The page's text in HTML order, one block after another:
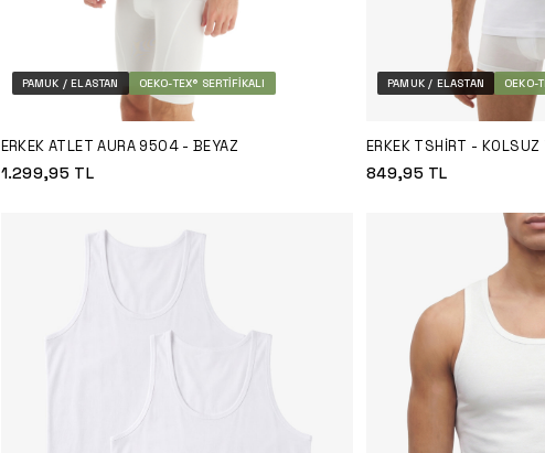
PAMUK / ELASTAN OEKO-TEX® SERTIFIKALI
ERKEK ATLET AURA 9504 - BEYAZ
1.299,95TL
PAMUK / ELASTAN OEKO-
ERKEK TSHIRT -
BEYAZ
849,95TL